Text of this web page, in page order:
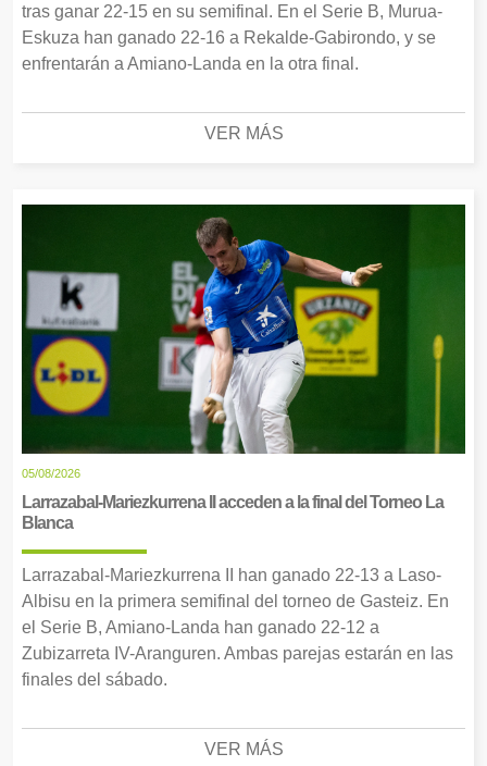
tras ganar 22-15 en su semifinal. En el Serie B, Murua-
Eskuza han ganado 22-16 a Rekalde-Gabirondo, y se
enfrentarán a Amiano-Landa en la otra final.
VER MÁS
05/08/2026
Larrazabal-Mariezkurrena II acceden a la final del Torneo La
Blanca
Larrazabal-Mariezkurrena II han ganado 22-13 a Laso-
Albisu en la primera semifinal del torneo de Gasteiz. En
el Serie B, Amiano-Landa han ganado 22-12 a
Zubizarreta IV-Aranguren. Ambas parejas estarán en las
finales del sábado.
VER MÁS